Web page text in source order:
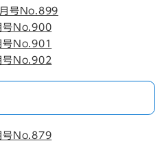
号No.899
号No.900
号No.901
号No.902
号No.879